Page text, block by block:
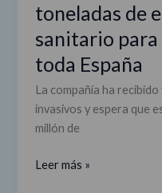
toneladas de
sanitario
toda España
La compañía ha
invasivos y espera que
millón de
150
toneladas
de
equipamiento
sanitario
para
hospitales
Leer más »